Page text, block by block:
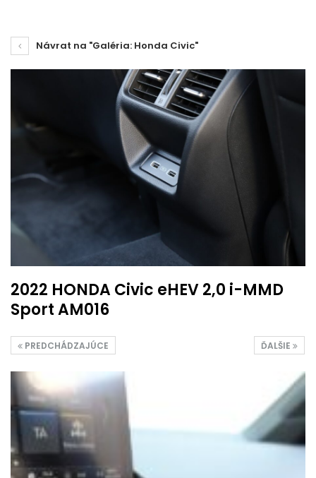
Návrat na "Galéria: Honda Civic"
2022 HONDA Civic eHEV 2,0 i-MMD
Sport AM016
ĎALŠIE
PREDCHÁDZAJÚCE